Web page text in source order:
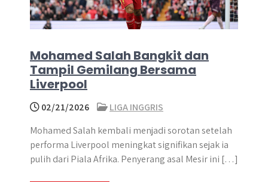
Mohamed Salah Bangkit dan
Tampil Gemilang Bersama
Liverpool
02/21/2026
LIGA INGGRIS
Mohamed Salah kembali menjadi sorotan setelah
performa Liverpool meningkat signifikan sejak ia
pulih dari Piala Afrika. Penyerang asal Mesir ini […]